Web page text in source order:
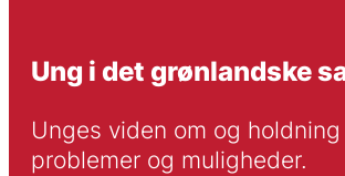
Ung i det grønlandske
Unges viden om og
problemer og muligheder.